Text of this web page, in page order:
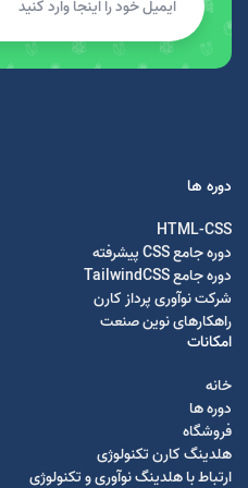
دوره ها
HTML-CSS
دوره جامع CSS پیشرفته
دوره جامع TailwindCSS
شرکت نوآوری پرداز کارن
راهکارهای نوین صنعت
امکانات
خانه
دوره ها
فروشگاه
هلدینگ کارن تکنولوژی
ارتباط با هلدینگ نوآوری و تکنولوژی